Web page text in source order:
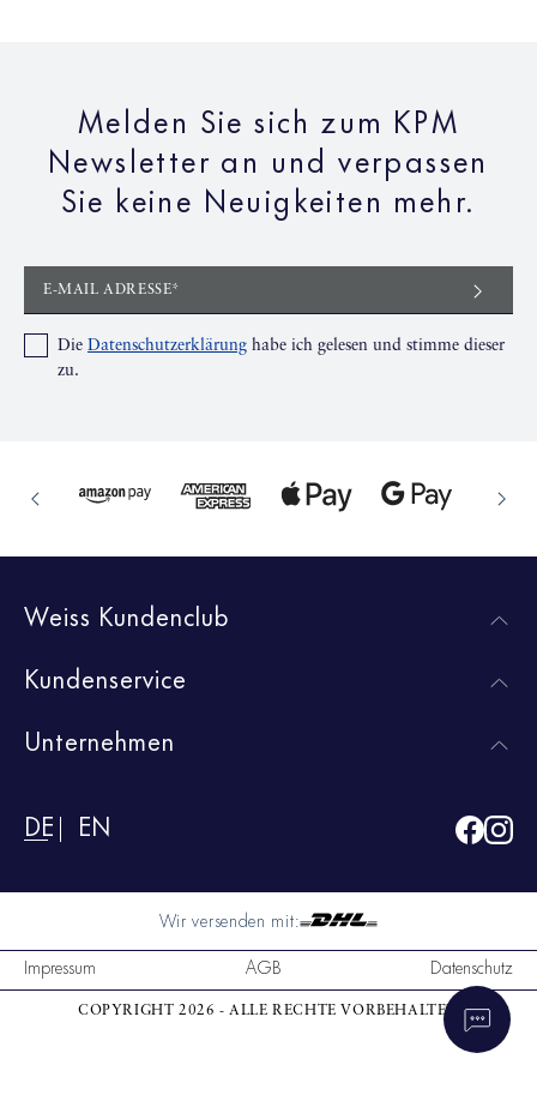
Melden Sie sich zum KPM
Newsletter an und verpassen
Sie keine Neuigkeiten mehr.
E-MAIL ADRESSE*
Die Datenschutzerklärung habe ich gelesen und stimme dieser
zu.
Weiss Kundenclub
Kundenservice
Unternehmen
DE EN
Wir versenden mit:
Impressum
AGB Datenschutz
COPYRIGHT 2026 - ALLE RECHTE VORBEHALTEN